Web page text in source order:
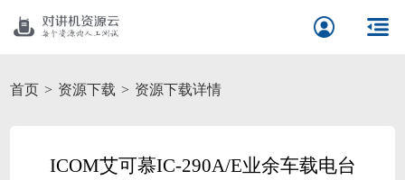
首页 资源下载 资源下载详情
ICOM艾可慕IC-290A/E业余车载电台